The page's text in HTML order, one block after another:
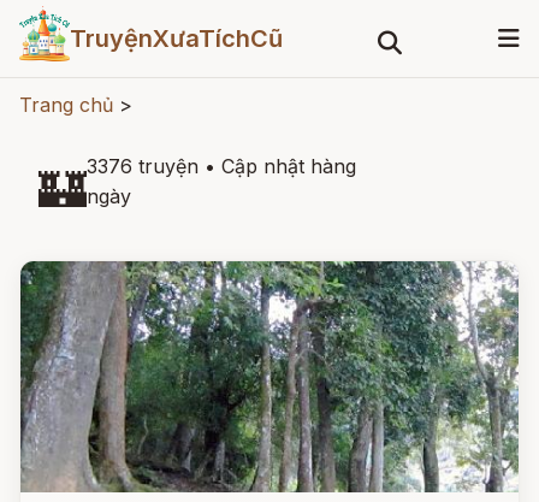
TruyệnXưaTíchCũ
Trang chủ >
🏰3376 truyện • Cập nhật hàng
ngày